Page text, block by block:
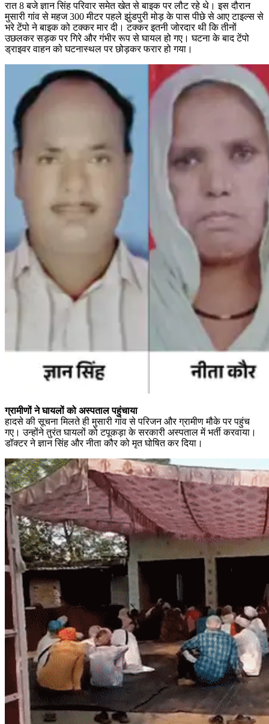
रात 8 बजे ज्ञान सिंह परिवार समेत खेत से बाइक पर लौट रहे थे। इस दौरान
मुसारी गांव से महज 300 मीटर पहले झुंडपुरी मोड़ के पास पीछे से आए टाइल्स से
भरे टेंपो ने बाइक को टक्कर मार दी। टक्कर इतनी जोरदार थी कि तीनों
उछलकर सड़क पर गिरे और गंभीर रूप से घायल हो गए। घटना के बाद टेंपो
ड्राइवर वाहन को घटनास्थल पर छोड़कर फरार हो गया।
ग्रामीणों ने घायलों को अस्पताल पहुंचाया
हादसे की सूचना मिलते ही मुसारी गांव से परिजन और ग्रामीण मौके पर पहुंच
गए। उन्होंने तुरंत घायलों को टपूकड़ा के सरकारी अस्पताल में भर्ती करवाया।
डॉक्टर ने ज्ञान सिंह और नीता कौर को मृत घोषित कर दिया।